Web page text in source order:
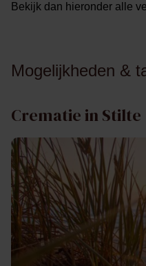
Bekijk dan hieronder alle
Mogelijkheden &
Crematie in Stilte